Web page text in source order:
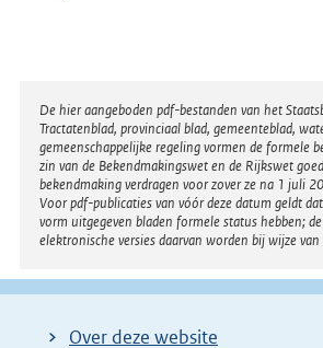
Disclaimer
De hier aangeboden pdf-bestanden van het
Tractatenblad, provinciaal blad, gemeenteblad,
gemeenschappelijke regeling vormen de formele
zin van de Bekendmakingswet en de Rijkswet
bekendmaking verdragen voor zover ze na 1 juli
Voor pdf-publicaties van vóór deze datum geldt
vorm uitgegeven bladen formele status hebben;
elektronische versies daarvan worden bij wijze van
Over deze website